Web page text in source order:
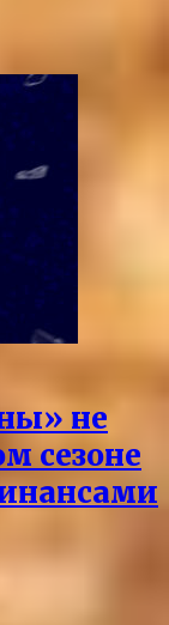
не
сезоне